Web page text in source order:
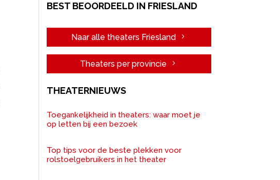
BEST BEOORDEELD IN FRIESLAND
Naar alle theaters Friesland
Theaters per provincie
THEATERNIEUWS
Toegankelijkheid in theaters: waar moet je
op letten bij een bezoek
Top tips voor de beste plekken voor
rolstoelgebruikers in het theater